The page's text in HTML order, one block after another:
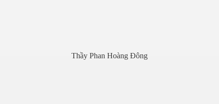
Thầy Phan Hoàng Đông